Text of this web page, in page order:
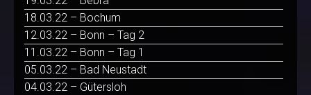
18.03.22 – Bochum
12.03.22 – Bonn – Tag 2
11.03.22 – Bonn – Tag 1
05.03.22 – Bad Neustadt
04.03.22 – Gütersloh